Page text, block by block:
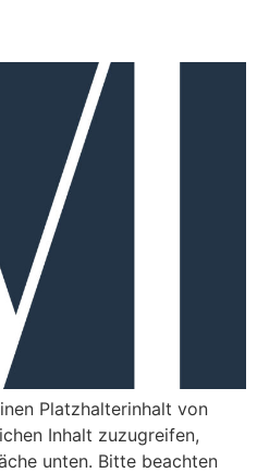
Platzhalterinhalt von
Inhalt zuzugreifen,
unten. Bitte beachten